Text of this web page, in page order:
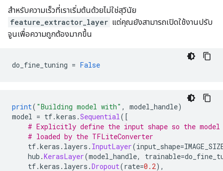
สำหรับความเร็วที่เราเริ่มต้นด้วยไม่ใช่สุวินัย
feature_extractor_layer แต่คุณยังสามารถเปิดใช้งานปรับ
จูนเพื่อความถูกต้องมากขึ้น
do_fine_tuning = False
print( "Building model with" , model_handle)
model = tf.keras .Sequential([
# Explicitly define the input shape so the model
# loaded by the TFLiteConverter
tf.keras . layers . InputLayer(input_shape=
hub .KerasLayer(model_handle, trainable=
tf.keras . layers .Dropout(rate=0.2),